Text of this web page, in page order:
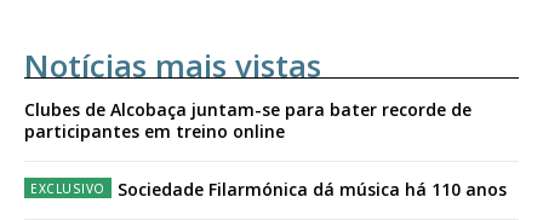
Notícias mais vistas
Clubes de Alcobaça juntam-se para bater recorde de
participantes em treino online
Sociedade Filarmónica dá música há 110 anos